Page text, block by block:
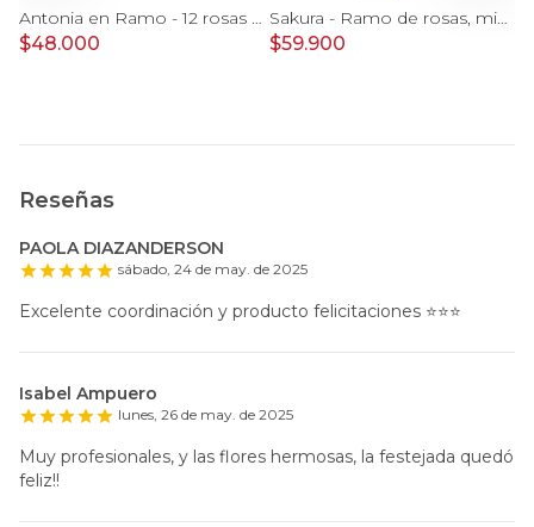
Antonia en Ramo - 12 rosas ecuatorianas lila e hypericum
$48.000
Sakura - Ramo de rosas, mini rosas, mini claveles y limonium en tonos rosados
$59.900
Reseñas
PAOLA DIAZANDERSON
sábado, 24 de may. de 2025
Excelente coordinación y producto felicitaciones ⭐️⭐️⭐️
Isabel Ampuero
lunes, 26 de may. de 2025
Muy profesionales, y las flores hermosas, la festejada quedó
feliz!!